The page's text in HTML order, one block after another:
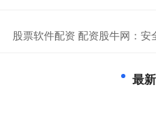
股票软件配资 配资股牛网：安
最